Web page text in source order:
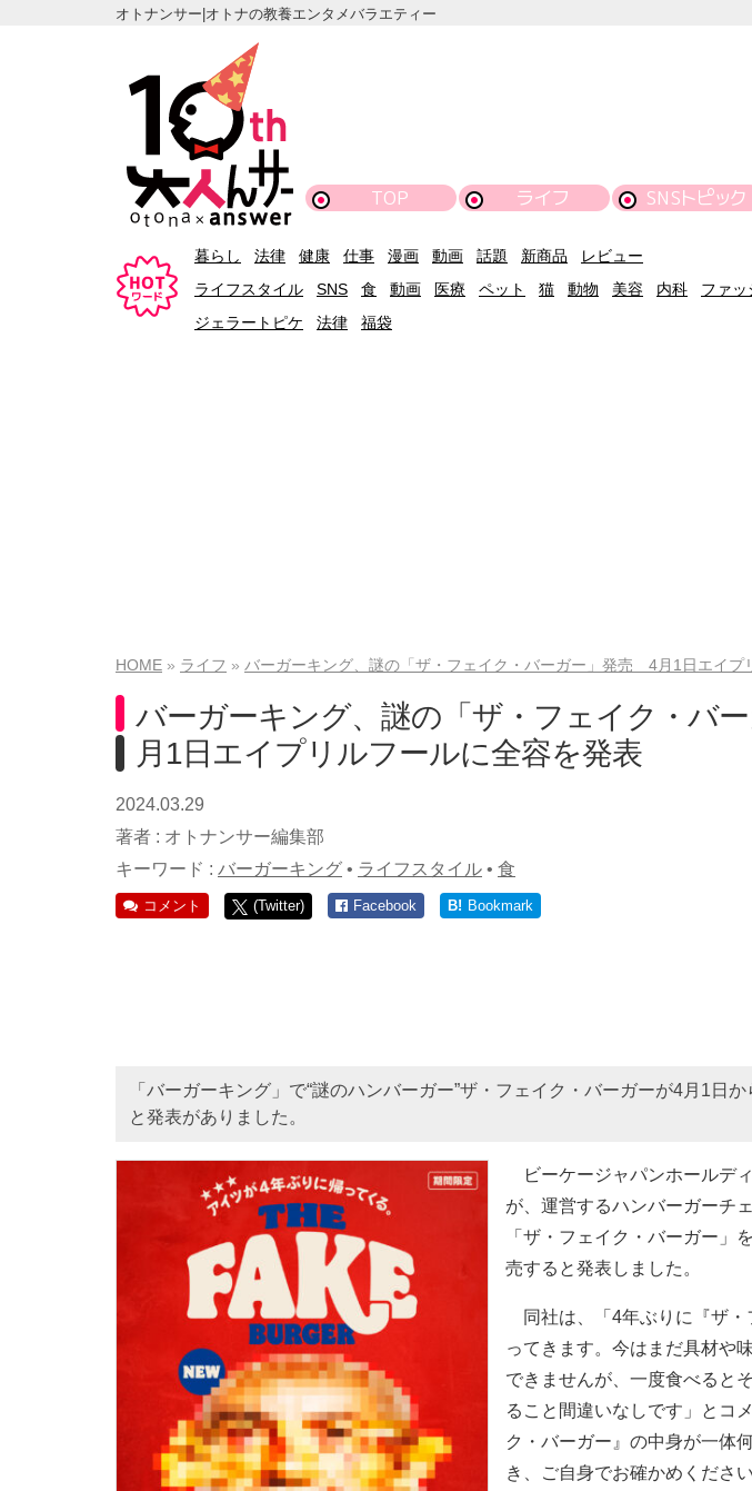
オトナンサー|オトナの教養エンタメバラエティー
TOP ライフ SNSトピック
暮らし 法律 健康 仕事 漫画 動画 話題 新商品
レビュー
ライフスタイル
SNS 食 動画 医療 ペット 猫 動物 美容 内科 ファッ
ジェラートピケ
法律 福袋
HOME ライフ バーガーキング、謎の「ザ・フェイク・バーガー」発売 4月1日エイプ
バーガーキング、謎の「ザ・フェイク・バ
月1日エイプリルフールに全容を発表
2024.03.29
著者 : オトナンサー編集部
キーワード : バーガーキング • ライフスタイル • 食
コメント (Twitter) Facebook B! Bookmark
「バーガーキング」で“謎のハンバーガー”ザ・フェイク・バーガーが4月1日
と発表がありました。
ビーケージャパンホールデ
が、運営するハンバーガーチ
「ザ・フェイク・バーガー」
売すると発表しました。
同社は、「4年ぶりに『ザ・
ってきます。今はまだ具材や
できませんが、一度食べると
ること間違いなしです」とコ
ク・バーガー』の中身が一体
き、ご自身でお確かめくださ